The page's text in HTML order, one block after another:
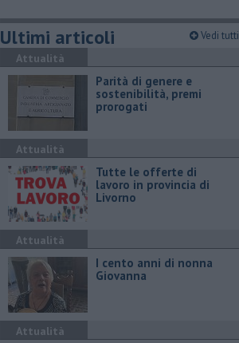
Ultimi articoli Vedi tutti
Attualità
Parità di genere e
sostenibilità, premi
prorogati
Attualità
​Tutte le offerte di
lavoro in provincia di
Livorno
Attualità
I cento anni di nonna
Giovanna
Attualità